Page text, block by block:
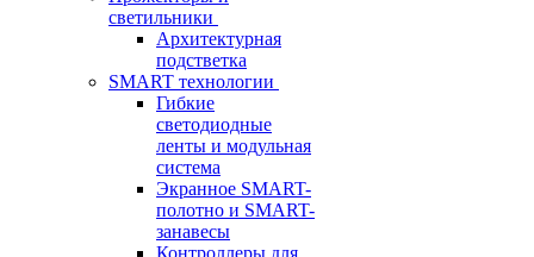
светильники
Архитектурная
подстветка
SMART технологии
Гибкие
светодиодные
ленты и модульная
система
Экранное SMART-
полотно и SMART-
занавесы
Контроллеры для